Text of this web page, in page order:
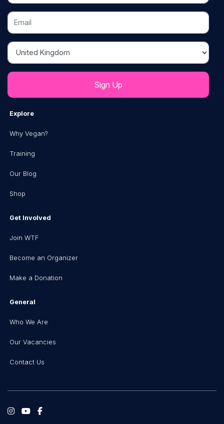
Email
Country
Explore
Why Vegan?
Training
Our Blog
Shop
Get Involved
Join WTF
Become an Organizer
Make a Donation
General
Who We Are
Our Vacancies
Contact Us